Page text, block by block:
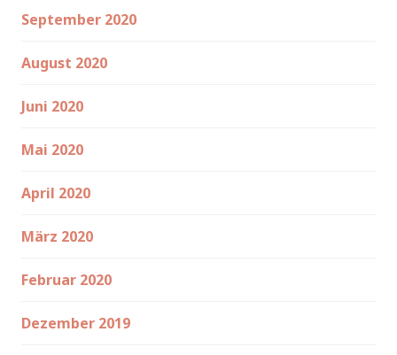
September 2020
August 2020
Juni 2020
Mai 2020
April 2020
März 2020
Februar 2020
Dezember 2019